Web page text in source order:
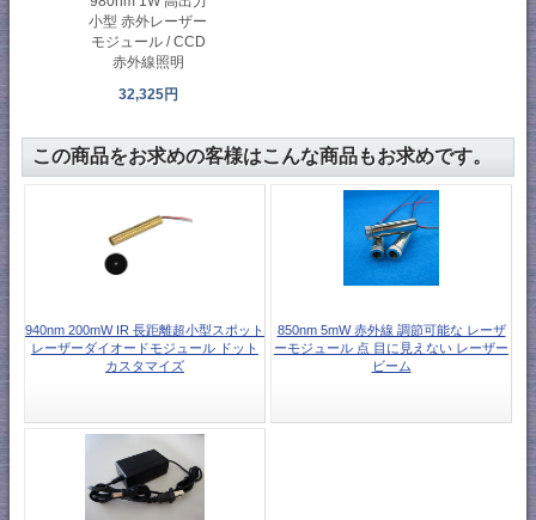
小型 赤外レーザー
モジュール / CCD
赤外線照明
32,325円
この商品をお求めの客様はこんな商品もお求めです。
940nm 200mW IR 長距離超小型スポット
レーザーダイオードモジュール ドット
カスタマイズ
850nm 5mW 赤外線 調節可能な レーザ
ーモジュール 点 目に見えない レーザー
ビーム